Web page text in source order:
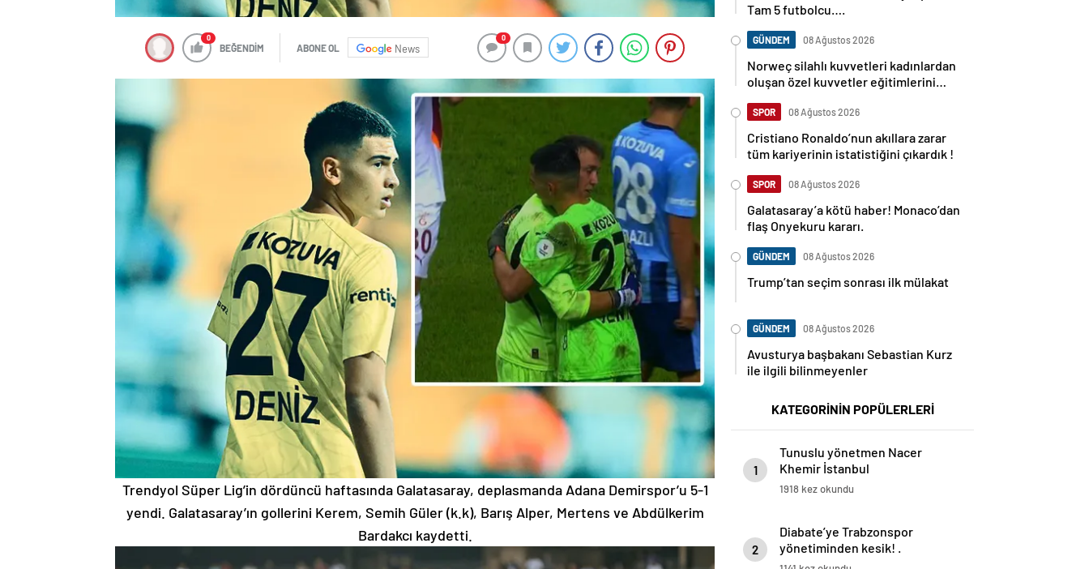
0
BEĞENDİM ABONE OL News
0
Trendyol Süper Lig’in dördüncü haftasında Galatasaray, deplasmanda Adana Demirspor’u 5-1
yendi. Galatasaray’ın gollerini Kerem, Semih Güler (k.k), Barış Alper, Mertens ve Abdülkerim
Bardakcı kaydetti.
Tam 5 futbolcu….
GÜNDEM 08 Ağustos 2026
Norweç silahlı kuvvetleri kadınlardan
oluşan özel kuvvetler eğitimlerini
SPOR 08 Ağustos 2026
Cristiano Ronaldo’nun akıllara zarar
tüm kariyerinin istatistiğini çıkardık !
SPOR 08 Ağustos 2026
Galatasaray’a kötü haber! Monaco’dan
flaş Onyekuru kararı.
GÜNDEM 08 Ağustos 2026
Trump’tan seçim sonrası ilk mülakat
GÜNDEM 08 Ağustos 2026
Avusturya başbakanı Sebastian Kurz
ile ilgili bilinmeyenler
KATEGORİNİN POPÜLERLERİ
1
Tunuslu yönetmen Nacer
Khemir İstanbul
Üniversitesi’nde söyleşi yaptı
1918 kez okundu
2
Diabate’ye Trabzonspor
yönetiminden kesik! .